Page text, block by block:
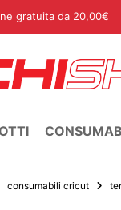
gratuita da 20,00€
consumabili cricut